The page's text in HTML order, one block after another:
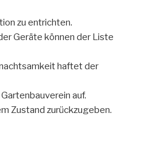
zu entrichten.
Geräte können der Liste
haftet der
auf.
Zustand zurückzugeben.